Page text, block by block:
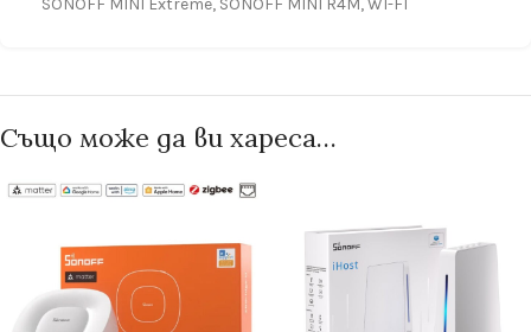
SONOFF MINI Extreme, SONOFF MINI R4M,WI-FI
Също може да ви хареса…